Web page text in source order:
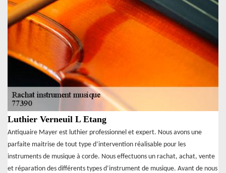
Luthier Verneuil L Etang
Antiquaire Mayer est luthier professionnel et expert. Nous avons une
parfaite maitrise de tout type d’intervention réalisable pour les
instruments de musique à corde. Nous effectuons un rachat, achat, vente
et réparation des différents types d’instrument de musique. Avant de nous